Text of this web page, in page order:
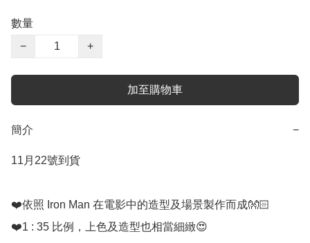
數量
−
+
加至購物車
簡介 −
11月22號到貨
❤️依照 Iron Man 在電影中的造型及場景製作而成👐🏻
❤️1 : 35 比例，上色及造型也相當細緻😍